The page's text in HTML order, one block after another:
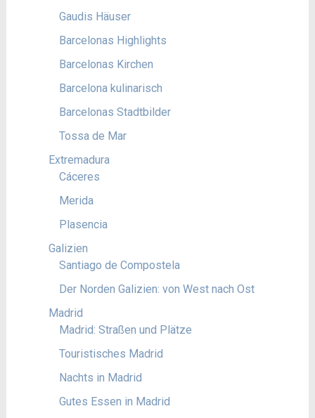
Gaudis Häuser
Barcelonas Highlights
Barcelonas Kirchen
Barcelona kulinarisch
Barcelonas Stadtbilder
Tossa de Mar
Extremadura
Cáceres
Merida
Plasencia
Galizien
Santiago de Compostela
Der Norden Galizien: von West nach Ost
Madrid
Madrid: Straßen und Plätze
Touristisches Madrid
Nachts in Madrid
Gutes Essen in Madrid